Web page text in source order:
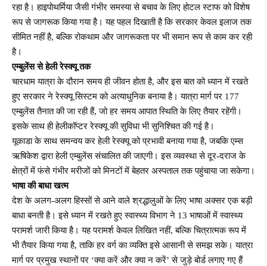
रहा है। हाइपोथर्मिया जैसी गंभीर समस्या से बचाव के लिए होटल स्टाफ को विशेष
रूप से जागरूक किया गया है। यह पहल दिखाती है कि सरकार केवल इलाज तक
सीमित नहीं है, बल्कि रोकथाम और जागरूकता पर भी समान रूप से काम कर रही
है।
एम्बुलेंस से हेली रेस्क्यू तक
चारधाम यात्रा के दौरान समय ही जीवन होता है, और इस बात को ध्यान में रखते
हुए सरकार ने रेस्क्यू सिस्टम को अत्याधुनिक बनाया है। यात्रा मार्ग पर 177
एम्बुलेंस तैनात की जा रही हैं, जो हर समय आपात स्थिति के लिए तैयार रहेंगी।
इसके साथ ही हेलीकॉप्टर रेस्क्यू की सुविधा भी सुनिश्चित की गई है।
यूकाडा के साथ समन्वय कर हेली रेस्क्यू को प्रभावी बनाया गया है, जबकि एम्स
ऋषिकेश द्वारा हेली एम्बुलेंस संचालित की जाएगी। इस व्यवस्था से दूर-दराज के
क्षेत्रों में फंसे गंभीर मरीजों को मिनटों में बेहतर अस्पताल तक पहुंचाया जा सकेगा।
भाषा की बाधा खत्म
देश के अलग-अलग हिस्सों से आने वाले श्रद्धालुओं के लिए भाषा अक्सर एक बड़ी
बाधा बनती है। इसे ध्यान में रखते हुए स्वास्थ्य विभाग ने 13 भाषाओं में स्वास्थ्य
परामर्श जारी किया है। यह परामर्श केवल लिखित नहीं, बल्कि चित्रात्मक रूप में
भी तैयार किया गया है, ताकि हर वर्ग का व्यक्ति इसे आसानी से समझ सके। यात्रा
मार्ग पर प्रमुख स्थानों पर ‘क्या करें और क्या न करें’ से जुड़े बोर्ड लगाए गए हैं